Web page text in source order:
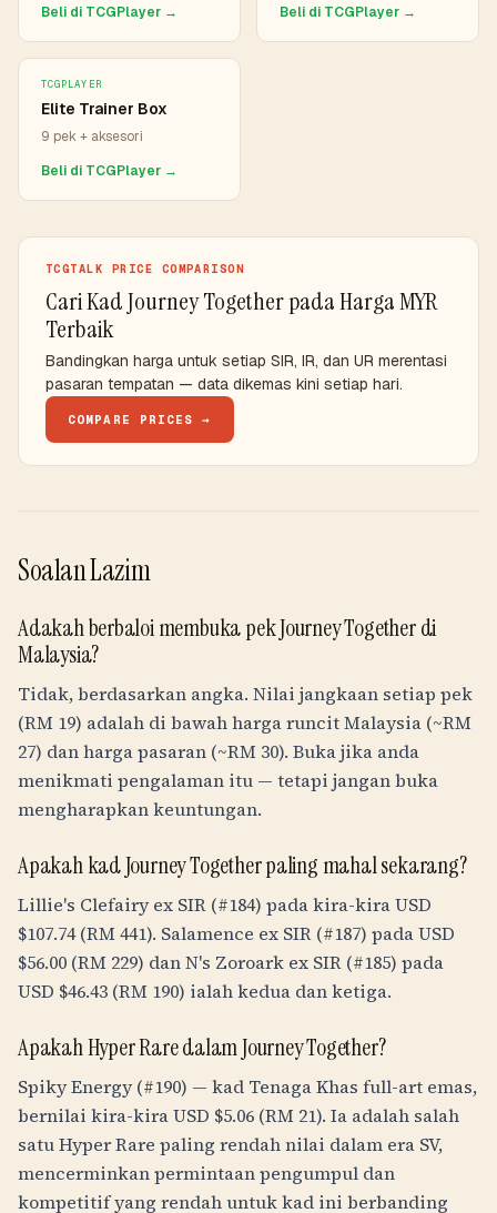
Beli di TCGPlayer →
Beli di TCGPlayer →
TCGPLAYER
Elite Trainer Box
9 pek + aksesori
Beli di TCGPlayer →
TCGTALK PRICE COMPARISON
Cari Kad Journey Together pada Harga MYR
Terbaik
Bandingkan harga untuk setiap SIR, IR, dan UR merentasi
pasaran tempatan — data dikemas kini setiap hari.
COMPARE PRICES →
Soalan Lazim
Adakah berbaloi membuka pek Journey Together di
Malaysia?
Tidak, berdasarkan angka. Nilai jangkaan setiap pek
(RM 19) adalah di bawah harga runcit Malaysia (~RM
27) dan harga pasaran (~RM 30). Buka jika anda
menikmati pengalaman itu — tetapi jangan buka
mengharapkan keuntungan.
Apakah kad Journey Together paling mahal sekarang?
Lillie's Clefairy ex SIR (#184) pada kira-kira USD
$107.74 (RM441). Salamence ex SIR (#187) pada USD
$56.00 (RM 229) dan N's Zoroark ex SIR (#185) pada
USD $46.43 (RM 190) ialah kedua dan ketiga.
Apakah Hyper Rare dalam Journey Together?
Spiky Energy (#190) — kad Tenaga Khas full-art emas,
bernilai kira-kira USD $5.06 (RM 21). Ia adalah salah
satu Hyper Rare paling rendah nilai dalam era SV,
mencerminkan permintaan pengumpul dan
kompetitif yang rendah untuk kad ini berbanding